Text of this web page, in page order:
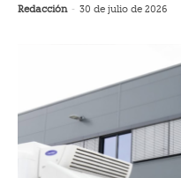
Redacción - 30 de julio de 2026